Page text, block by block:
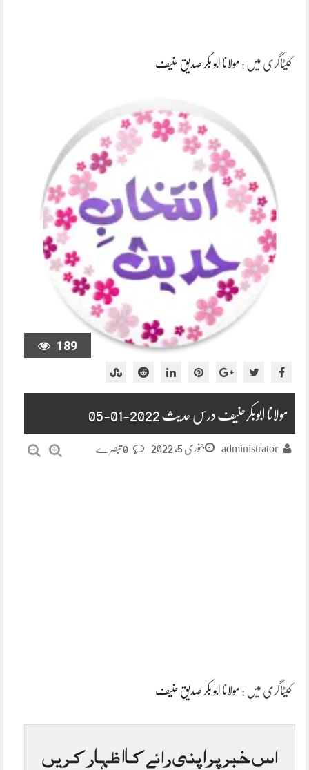
کیٹاگری میں : مولانا ابو بکر صدیق حنیف
189
مولانا ابوبکرحنیف درس حدیث 2022-01-05
administrator جنوری 5, 2022
کیٹاگری میں : مولانا ابو بکر صدیق حنیف
اس خبر پر اپنی رائے کا اظہار کریں